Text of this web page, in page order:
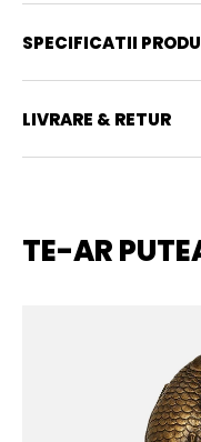
SPECIFICATII
LIVRARE & RETUR
TE-AR